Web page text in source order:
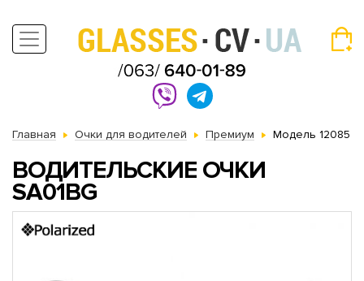
Главная Очки для водителей Премиум Модель 12085
ВОДИТЕЛЬСКИЕ ОЧКИ
SA01BG